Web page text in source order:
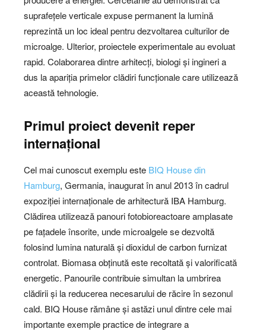
suprafețele verticale expuse permanent la lumină
reprezintă un loc ideal pentru dezvoltarea culturilor de
microalge. Ulterior, proiectele experimentale au evoluat
rapid. Colaborarea dintre arhitecți, biologi și ingineri a
dus la apariția primelor clădiri funcționale care utilizează
această tehnologie.
Primul proiect devenit reper
internațional
Cel mai cunoscut exemplu este BIQ House din
Hamburg, Germania, inaugurat în anul 2013 în cadrul
expoziției internaționale de arhitectură IBA Hamburg.
Clădirea utilizează panouri fotobioreactoare amplasate
pe fațadele însorite, unde microalgele se dezvoltă
folosind lumina naturală și dioxidul de carbon furnizat
controlat. Biomasa obținută este recoltată și valorificată
energetic. Panourile contribuie simultan la umbrirea
clădirii și la reducerea necesarului de răcire în sezonul
cald. BIQ House rămâne și astăzi unul dintre cele mai
importante exemple practice de integrare a